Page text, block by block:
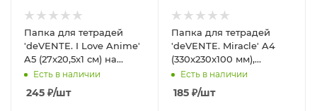
Папка для тетрадей
'deVENTE. I Love Anime'
A5 (27x20,5x1 см) на
молнии сверху, 8053539
Есть в наличии
245 ₽/шт
Папка для тетрадей
'deVENTE. Miracle' A4
(330x230x100 мм),
8056406
Есть в наличии
185 ₽/шт